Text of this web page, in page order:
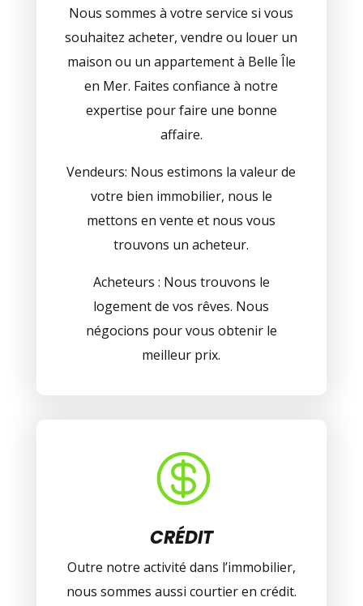
Nous sommes à votre service si vous
souhaitez acheter, vendre ou louer un
maison ou un appartement à Belle Île
en Mer. Faites confiance à notre
expertise pour faire une bonne
affaire.
Vendeurs: Nous estimons la valeur de
votre bien immobilier, nous le
mettons en vente et nous vous
trouvons un acheteur.
Acheteurs : Nous trouvons le
logement de vos rêves. Nous
négocions pour vous obtenir le
meilleur prix.

CRÉDIT
Outre notre activité dans l’immobilier,
nous sommes aussi courtier en crédit.